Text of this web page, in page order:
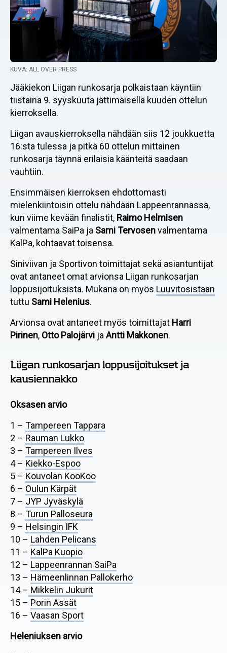
KUVA: ALL OVER PRESS
Jääkiekon Liigan runkosarja polkaistaan käyntiin
tiistaina 9. syyskuuta jättimäisellä kuuden ottelun
kierroksella.
Liigan avauskierroksella nähdään siis 12 joukkuetta
16:sta tulessa ja pitkä 60 ottelun mittainen
runkosarja täynnä erilaisia käänteitä saadaan
vauhtiin.
Ensimmäisen kierroksen ehdottomasti
mielenkiintoisin ottelu nähdään Lappeenrannassa,
kun viime kevään finalistit, Raimo Helmisen
valmentama SaiPa ja Sami Tervosenvalmentama
KalPa, kohtaavat toisensa.
Siniviivan ja Sportivon toimittajat sekä asiantuntijat
ovat antaneet omat arvionsa Liigan runkosarjan
loppusijoituksista. Mukana on myös Luuvitosistaan
tuttu Sami Helenius.
Arvionsa ovat antaneet myös toimittajat Harri
Pirinen, Otto Palojärvi ja Antti Makkonen.
Liigan runkosarjan loppusijoitukset ja
kausiennakko
Oksasen arvio
1 – Tampereen Tappara
2 – Rauman Lukko
3 – Tampereen Ilves
4 – Kiekko-Espoo
5 – Kouvolan KooKoo
6 – Oulun Kärpät
7 – JYP Jyväskylä
8 – Turun Palloseura
9 – Helsingin IFK
10 – Lahden Pelicans
11 – KalPa Kuopio
12 – Lappeenrannan SaiPa
13 – Hämeenlinnan Pallokerho
14 – Mikkelin Jukurit
15 – Porin Ässät
16 – Vaasan Sport
Heleniuksen arvio